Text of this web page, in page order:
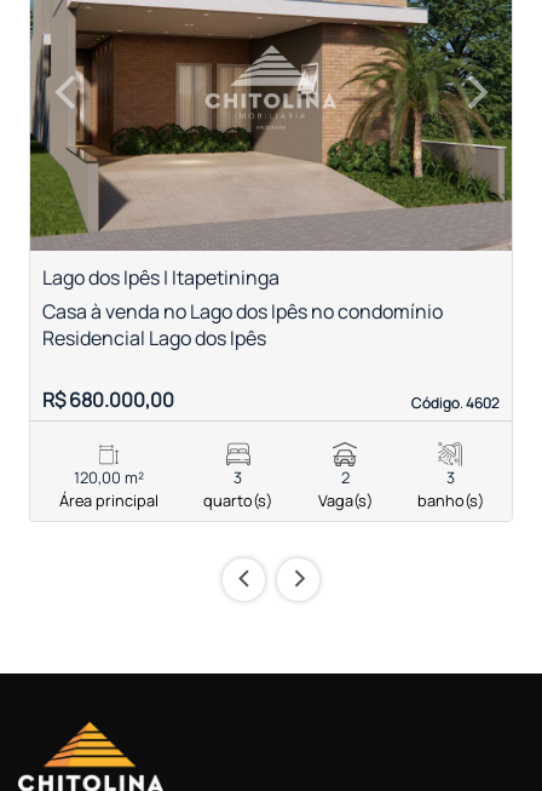
‹Previous ›
Next
Lago dos Ipês | Itapetininga
Código. 4602
Código. 4602
Casa à venda no Lago dos Ipês no condomínio
Residencial Lago dos Ipês
R$ 680.000,00
120,00 m²
Área principal
3
quarto(s)
2
Vaga(s)
3
banho(s)
‹ ›